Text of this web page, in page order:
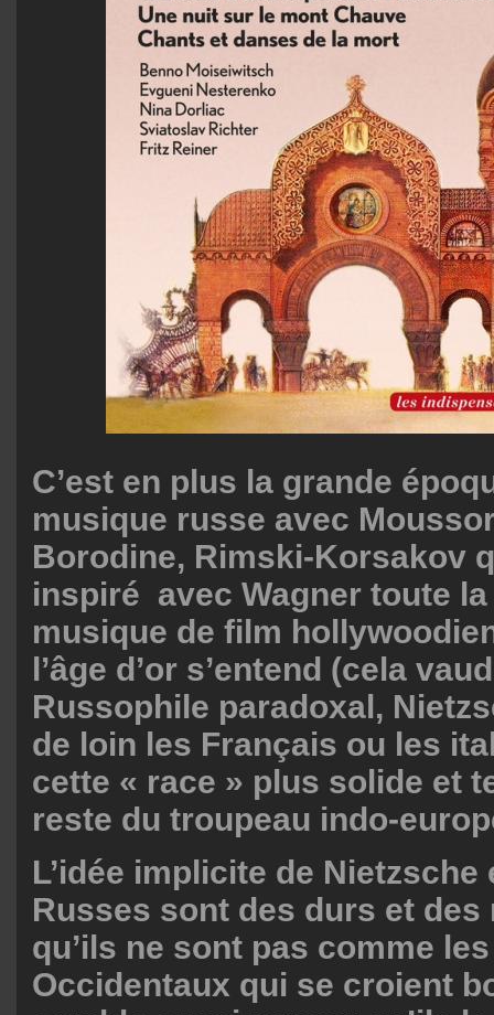
C’est en plus la grande
musique russe avec
Borodine, Rimski-Korsakov
inspiré avec Wagner toute
musique de film
l’âge d’or s’entend (cela
Russophile paradoxal,
de loin les Français ou les
cette « race » plus solide et
reste du troupeau indo-
L’idée implicite de Nietzsche
Russes sont des durs et des
qu’ils ne sont pas comme
Occidentaux qui se croient